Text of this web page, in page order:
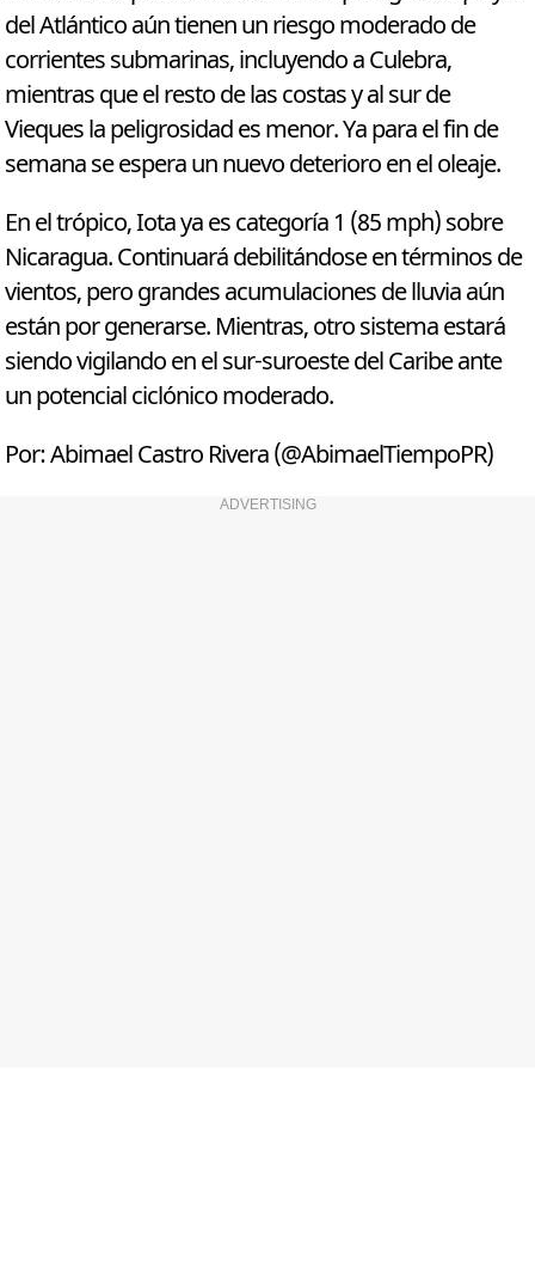
del Atlántico aún tienen un riesgo moderado de
corrientes submarinas, incluyendo a Culebra,
mientras que el resto de las costas y al sur de
Vieques la peligrosidad es menor. Ya para el fin de
semana se espera un nuevo deterioro en el oleaje.
En el trópico, Iota ya es categoría 1 (85 mph) sobre
Nicaragua. Continuará debilitándose en términos de
vientos, pero grandes acumulaciones de lluvia aún
están por generarse. Mientras, otro sistema estará
siendo vigilando en el sur-suroeste del Caribe ante
un potencial ciclónico moderado.
Por: Abimael Castro Rivera (@AbimaelTiempoPR)
ADVERTISING